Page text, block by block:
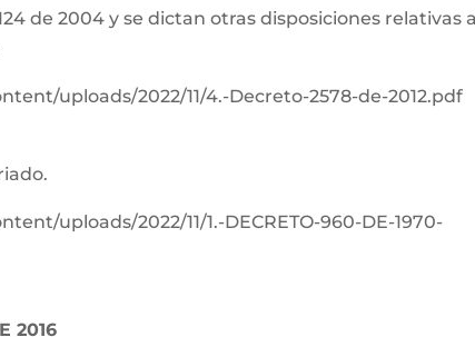
de 2004 y se dictan otras disposiciones relativas
uploads/2022/11/4.-Decreto-2578-de-2012.pdf
uploads/2022/11/1.-DECRETO-960-DE-1970-
2016